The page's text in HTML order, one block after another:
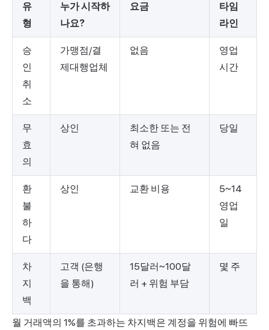
유
형
누가 시작하
나요?
요금
타임
라인
승
인
취
소
가맹점/결
제대행업체
없음
영업
시간
무
효
의
상인
최소한 또는 전
혀 없음
당일
환
불
하
다
상인 교환 비용
5~14
영업
일
차
지
백
고객 (은행
을 통해)
15달러~100달
러 + 위험 부담
몇 주
월 거래액의 1%를 초과하는 차지백은 계정을 위험에 빠뜨